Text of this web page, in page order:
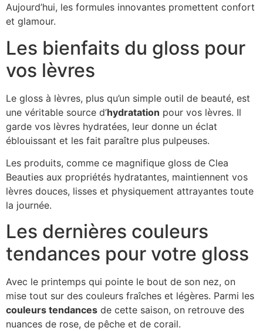
Aujourd’hui, les formules innovantes promettent confort
et glamour.
Les bienfaits du gloss pour
vos lèvres
Le gloss à lèvres, plus qu’un simple outil de beauté, est
une véritable source d’hydratation pour vos lèvres. Il
garde vos lèvres hydratées, leur donne un éclat
éblouissant et les fait paraître plus pulpeuses.
Les produits, comme ce magnifique gloss de Clea
Beauties aux propriétés hydratantes, maintiennent vos
lèvres douces, lisses et physiquement attrayantes toute
la journée.
Les dernières couleurs
tendances pour votre gloss
Avec le printemps qui pointe le bout de son nez, on
mise tout sur des couleurs fraîches et légères. Parmi les
couleurs tendances de cette saison, on retrouve des
nuances de rose, de pêche et de corail.